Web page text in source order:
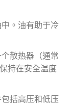
。油有助于冷
散热器（通常
持在安全温度
括高压和低压